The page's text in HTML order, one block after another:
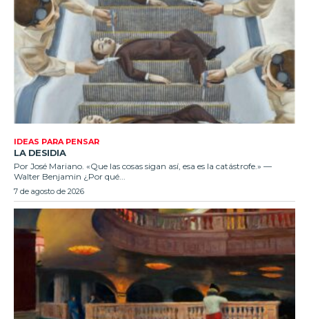
IDEAS PARA PENSAR
LA DESIDIA
Por José Mariano. «Que las cosas sigan así, esa es la catástrofe.» —
Walter Benjamin ¿Por qué...
7 de agosto de 2026